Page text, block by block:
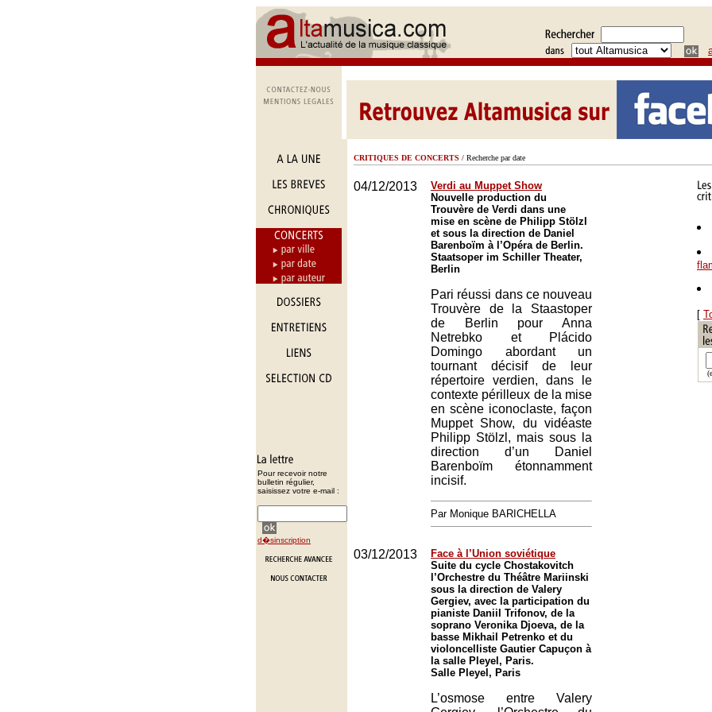
Pour recevoir notre
bulletin régulier,
saisissez votre e-mail :
d�sinscription
CRITIQUES DE CONCERTS / Recherche par date
04/12/2013
Verdi au Muppet Show
Nouvelle production du
Trouvère de Verdi dans une
mise en scène de Philipp Stölzl
et sous la direction de Daniel
Barenboïm à l’Opéra de Berlin.
Staatsoper im Schiller Theater,
Berlin
Pari réussi dans ce nouveau
Trouvère de la Staastoper
de Berlin pour Anna
Netrebko et Plácido
Domingo abordant un
tournant décisif de leur
répertoire verdien, dans le
contexte périlleux de la mise
en scène iconoclaste, façon
Muppet Show, du vidéaste
Philipp Stölzl, mais sous la
direction d’un Daniel
Barenboïm étonnamment
incisif.
Par Monique BARICHELLA
03/12/2013
Face à l’Union soviétique
Suite du cycle Chostakovitch
l’Orchestre du Théâtre Mariinski
sous la direction de Valery
Gergiev, avec la participation du
pianiste Daniil Trifonov, de la
soprano Veronika Djoeva, de la
basse Mikhail Petrenko et du
violoncelliste Gautier Capuçon à
la salle Pleyel, Paris.
Salle Pleyel, Paris
L’osmose entre Valery
[